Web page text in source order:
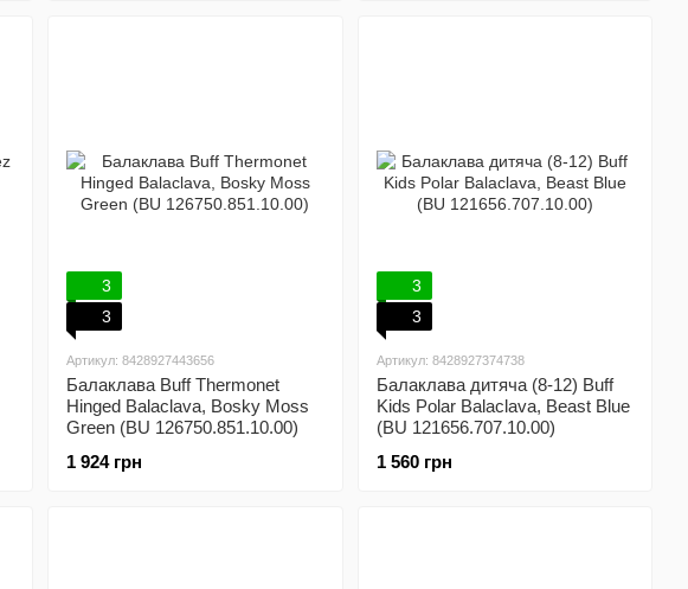
3
3
Артикул: 8428927443656
Балаклава Buff Thermonet
Hinged Balaclava, Bosky Moss
Green (BU 126750.851.10.00)
1 924 грн
3
3
Артикул: 8428927374738
Балаклава дитяча (8-12) Buff
Kids Polar Balaclava, Beast Blue
(BU 121656.707.10.00)
1 560 грн